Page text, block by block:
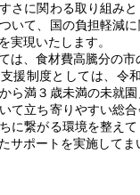
さに関わる取り組み
いて、国の負担軽減
実現いたします。
は、食材費高騰分の市
援制度としては、令
ら満３歳未満の未就
て立ち寄りやすい総
に繋がる環境を整え
サポートを実施してま